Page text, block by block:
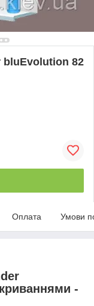
bluEvolution 82
Оплата Умови
-